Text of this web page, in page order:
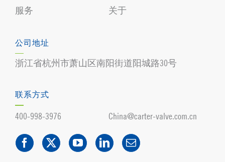
服务
关于
公司地址
浙江省杭州市萧山区南阳街道阳城路30号
联系方式
400-998-3976 China@carter-valve.com.cn